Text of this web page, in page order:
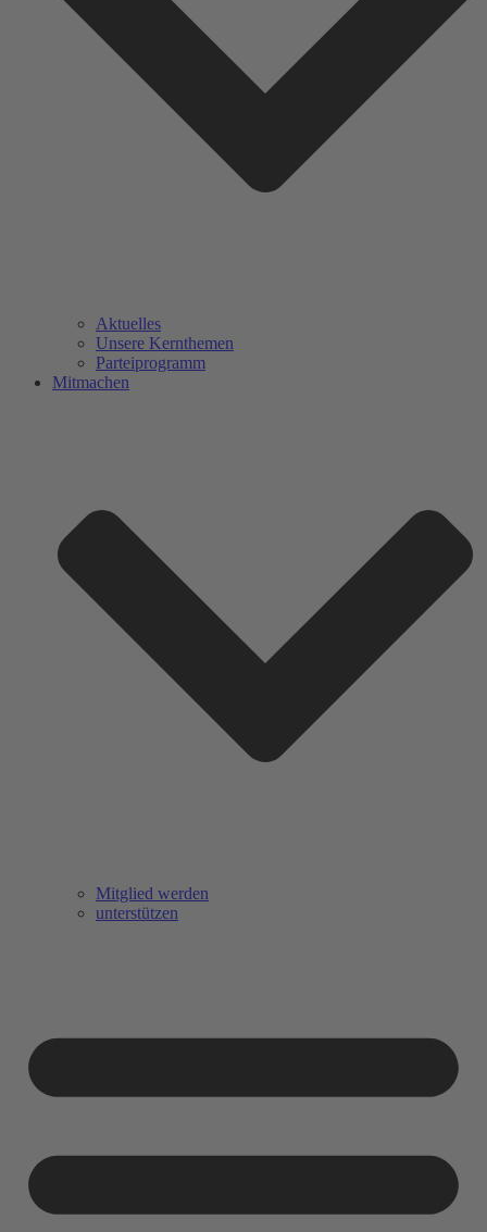
Aktuelles
Unsere Kernthemen
Parteiprogramm
Mitmachen
Mitglied werden
unterstützen